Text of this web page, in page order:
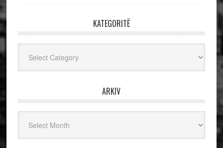
KATEGORITË
ARKIV